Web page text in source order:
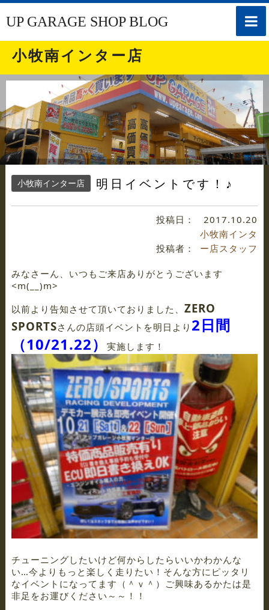
toggle
UP GARAGE SHOP BLOG
小牧南インター店
小牧南インター店 明日イベントです！♪
投稿日： 2017.10.20
投稿者：
小牧南インタ
ー店スタッフ
みなさーん、いつもご来店ありがとうございます
<m(__)m>
以前より告知させて頂いておりました、 ZERO
SPORTSさんの店頭イベントを明日より 2日間
（10/21.22）
実施します！
チューニングしたいけど何からしたらいいかわかんな
い…今よりもっと楽しく走りたい！そんな方にピッタリ
なイベントになってます（＾ｖ＾）ご興味あるかたは是
非足をお運びください～～！！